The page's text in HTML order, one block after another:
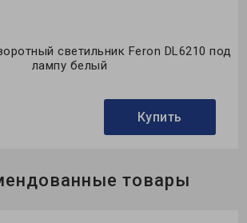
светильник Feron DL6210 под
лампу белый
Купить
встроенный
товары